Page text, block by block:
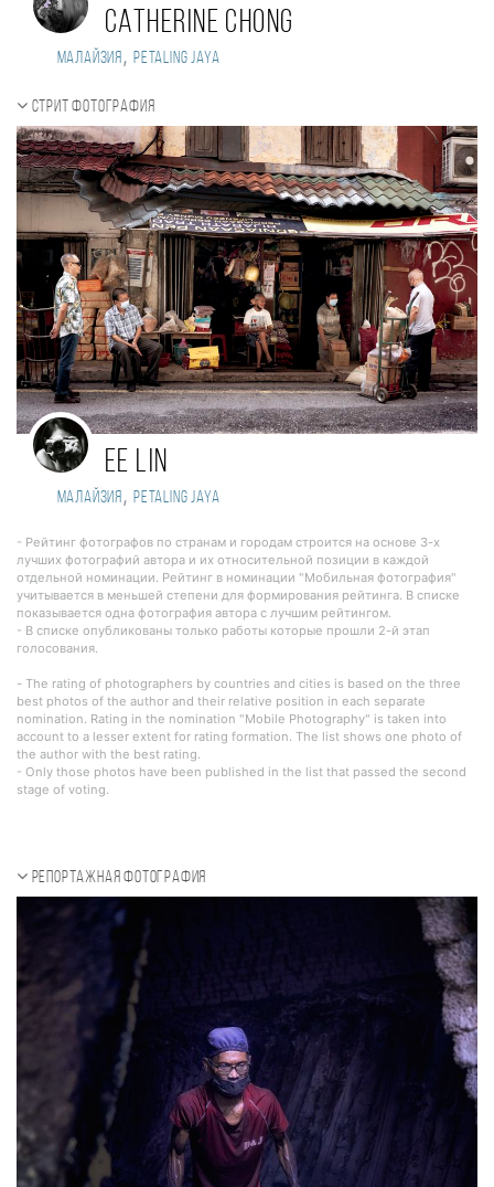
Catherine Chong
Малайзия, Petaling Jaya
Стрит фотография
EE LIN
Малайзия , Petaling Jaya
- Рейтинг фотографов по странам и городам строится на основе 3-х
лучших фотографий автора и их относительной позиции в каждой
отдельной номинации. Рейтинг в номинации "Мобильная фотография"
учитывается в меньшей степени для формирования рейтинга. В списке
показывается одна фотография автора с лучшим рейтингом.
- В списке опубликованы только работы которые прошли 2-й этап
голосования.
- The rating of photographers by countries and cities is based on the three
best photos of the author and their relative position in each separate
nomination. Rating in the nomination "Mobile Photography" is taken into
account to a lesser extent for rating formation. The list shows one photo of
the author with the best rating.
- Only those photos have been published in the list that passed the second
stage of voting.
Репортажная фотография